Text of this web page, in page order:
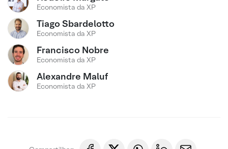
Economista da XP
Tiago Sbardelotto
Economista da XP
Francisco Nobre
Economista da XP
Alexandre Maluf
Economista da XP